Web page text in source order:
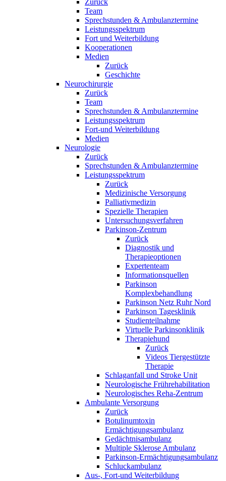
Zurück
Team
Sprechstunden & Ambulanztermine
Leistungsspektrum
Fort und Weiterbildung
Kooperationen
Medien
Zurück
Geschichte
Neurochirurgie
Zurück
Team
Sprechstunden & Ambulanztermine
Leistungsspektrum
Fort-und Weiterbildung
Medien
Neurologie
Zurück
Sprechstunden & Ambulanztermine
Leistungsspektrum
Zurück
Medizinische Versorgung
Palliativmedizin
Spezielle Therapien
Untersuchungsverfahren
Parkinson-Zentrum
Zurück
Diagnostik und
Therapieoptionen
Expertenteam
Informationsquellen
Parkinson
Komplexbehandlung
Parkinson Netz Ruhr Nord
Parkinson Tagesklinik
Studienteilnahme
Virtuelle Parkinsonklinik
Therapiehund
Zurück
Videos Tiergestützte
Therapie
Schlaganfall und Stroke Unit
Neurologische Frührehabilitation
Neurologisches Reha-Zentrum
Ambulante Versorgung
Zurück
Botulinumtoxin
Ermächtigungsambulanz
Gedächtnisambulanz
Multiple Sklerose Ambulanz
Parkinson-Ermächtigungsambulanz
Schluckambulanz
Aus-, Fort-und Weiterbildung